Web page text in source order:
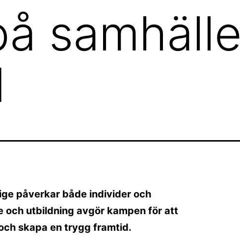
samhälle
påverkar både individer och
och utbildning avgör kampen för att
skapa en trygg framtid.